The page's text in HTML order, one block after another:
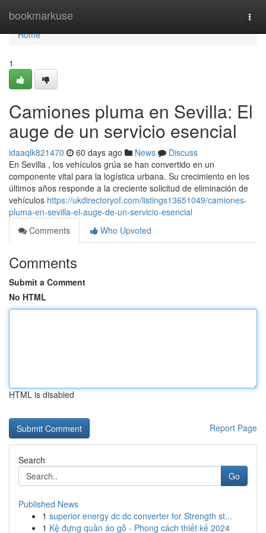
bookmarkuse
Home
Home
1
Camiones pluma en Sevilla: El
auge de un servicio esencial
idaaqlk821470 60 days ago News
Discuss
En Sevilla , los vehículos grúa se han convertido en un
componente vital para la logística urbana. Su crecimiento en los
últimos años responde a la creciente solicitud de eliminación de
vehículos https://ukdirectoryof.com/listings13651049/camiones-
pluma-en-sevilla-el-auge-de-un-servicio-esencial
Comments
Who Upvoted
Comments
Submit a Comment
No HTML
HTML is disabled
Report Page
Search
Go
Published News
1 superior energy dc dc converter for Strength st...
1 Kệ đựng quần áo gỗ - Phong cách thiết kế 2024